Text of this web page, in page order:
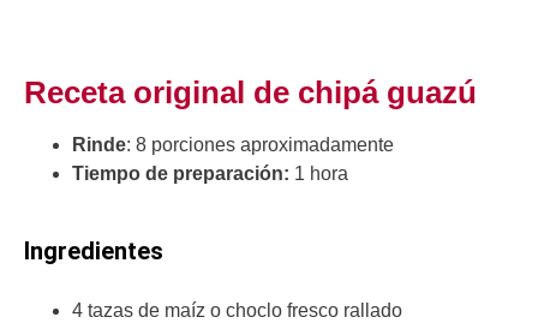
Receta original de chipá guazú
Rinde: 8 porciones aproximadamente
Tiempo de preparación: 1 hora
Ingredientes
4 tazas de maíz o choclo fresco rallado